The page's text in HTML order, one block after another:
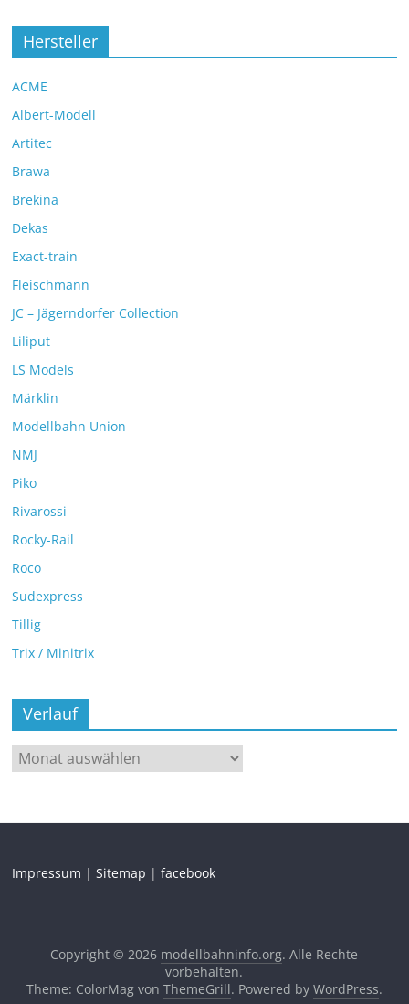
Hersteller
ACME
Albert-Modell
Artitec
Brawa
Brekina
Dekas
Exact-train
Fleischmann
JC – Jägerndorfer Collection
Liliput
LS Models
Märklin
Modellbahn Union
NMJ
Piko
Rivarossi
Rocky-Rail
Roco
Sudexpress
Tillig
Trix / Minitrix
Verlauf
Impressum |Sitemap |facebook
Copyright © 2026 modellbahninfo.org. Alle Rechte
vorbehalten.
Theme: ColorMag von ThemeGrill. Powered by WordPress.